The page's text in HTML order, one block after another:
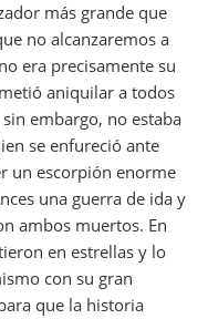
más grande que
no alcanzaremos a
era precisamente su
aniquilar a todos
embargo, no estaba
se enfureció ante
un escorpión enorme
una guerra de ida y
ambos muertos. En
en estrellas y lo
con su gran
que la historia